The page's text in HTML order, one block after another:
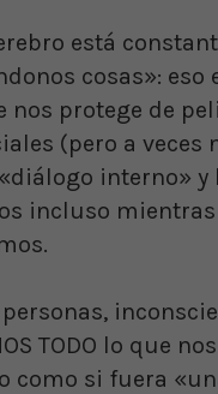
está
cosas»: eso
nos protege de
(pero a veces
interno» y
incluso mientras
personas,
TODO lo que
como si fuera